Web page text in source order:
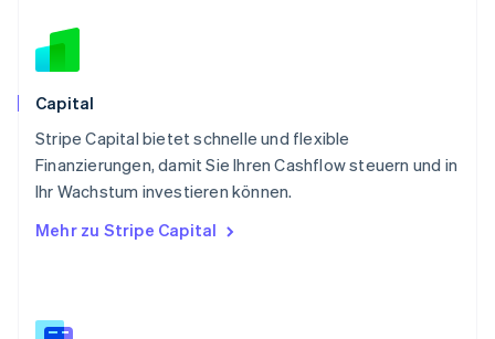
Capital
Stripe Capital bietet schnelle und flexible
Finanzierungen, damit Sie Ihren Cashflow steuern und in
Ihr Wachstum investieren können.
Mehr zu Stripe Capital
English
Svenska
Schweiz
Singapur
English简体中文
Slowakei
Slowenien
English